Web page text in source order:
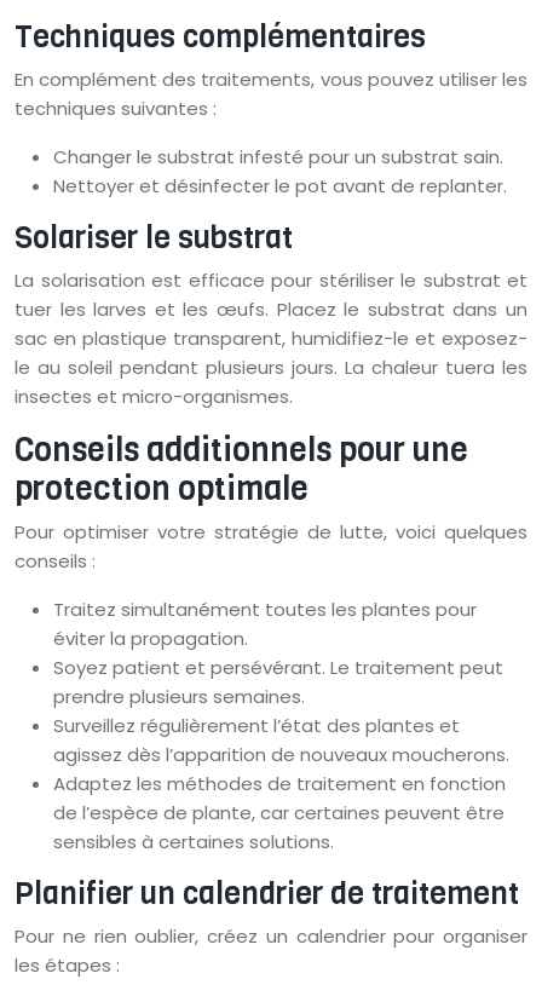
Techniques complémentaires
En complément des traitements, vous pouvez utiliser les
techniques suivantes :
Changer le substrat infesté pour un substrat sain.
Nettoyer et désinfecter le pot avant de replanter.
Solariser le substrat
La solarisation est efficace pour stériliser le substrat et
tuer les larves et les œufs. Placez le substrat dans un
sac en plastique transparent, humidifiez-le et exposez-
le au soleil pendant plusieurs jours. La chaleur tuera les
insectes et micro-organismes.
Conseils additionnels pour une
protection optimale
Pour optimiser votre stratégie de lutte, voici quelques
conseils :
Traitez simultanément toutes les plantes pour
éviter la propagation.
Soyez patient et persévérant. Le traitement peut
prendre plusieurs semaines.
Surveillez régulièrement l’état des plantes et
agissez dès l’apparition de nouveaux moucherons.
Adaptez les méthodes de traitement en fonction
de l’espèce de plante, car certaines peuvent être
sensibles à certaines solutions.
Planifier un calendrier de traitement
Pour ne rien oublier, créez un calendrier pour organiser
les étapes :